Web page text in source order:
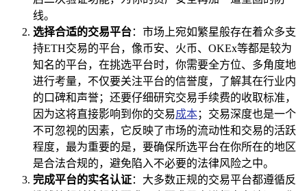
线。
选择合适的交易平台：市场上宛如繁星般存在着众多支
持ETH交易的平台，像币安、火币、OKEx等都是较为
知名的平台，在挑选平台时，你需要全方位、多角度地
进行考量，不仅要关注平台的信誉度，了解其在行业内
的口碑和声誉；还要仔细研究交易手续费的收取标准，
因为这将直接影响到你的交易成本；交易深度也是一个
不可忽视的因素，它反映了市场的流动性和交易的活跃
程度，最为重要的是，要确保所选平台在你所在的地区
是合法合规的，避免陷入不必要的法律风险之中。
完成平台的实名认证：大多数正规的交易平台都遵循反